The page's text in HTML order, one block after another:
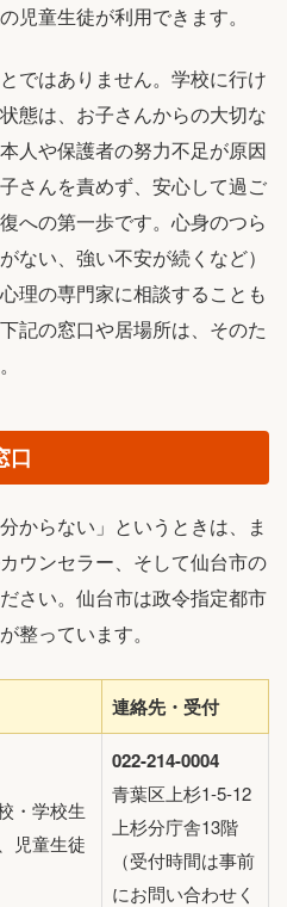
児童生徒が利用できます。
ではありません。学校に行け
態は、お子さんからの大切な
人や保護者の努力不足が原因
さんを責めず、安心して過ご
への第一歩です。心身のつら
ない、強い不安が続くなど）
理の専門家に相談することも
記の窓口や居場所は、そのた
口
からない」というときは、ま
ウンセラー、そして仙台市の
さい。仙台市は政令指定都市
整っています。
連絡先・受付
・学校生
児童生徒
022-214-0004
青葉区上杉1-5-12
上杉分庁舎13階
（受付時間は事前
にお問い合わせく